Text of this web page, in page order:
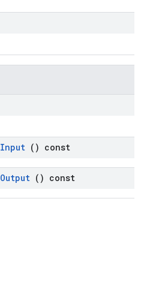
Input () const
Output () const